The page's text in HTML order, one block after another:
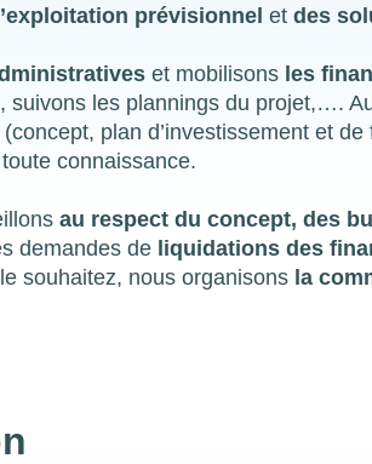
prévisionnel etdes
et mobilisons les
suivons les plannings du projet,….
plan d’investissement et
connaissance.
au respect du concept, des
demandes de liquidations des
souhaitez, nous organisons la